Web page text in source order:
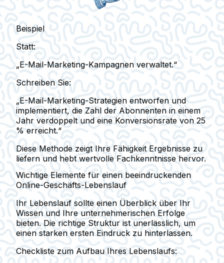
Beispiel
Statt:
„E-Mail-Marketing-Kampagnen verwaltet.“
Schreiben Sie:
„E-Mail-Marketing-Strategien entworfen und
implementiert, die Zahl der Abonnenten in einem
Jahr verdoppelt und eine Konversionsrate von 25
% erreicht.“
Diese Methode zeigt Ihre Fähigkeit Ergebnisse zu
liefern und hebt wertvolle Fachkenntnisse hervor.
Wichtige Elemente für einen beeindruckenden
Online-Geschäfts-Lebenslauf
Ihr Lebenslauf sollte einen Überblick über Ihr
Wissen und Ihre unternehmerischen Erfolge
bieten. Die richtige Struktur ist unerlässlich, um
einen starken ersten Eindruck zu hinterlassen.
Checkliste zum Aufbau Ihres Lebenslaufs: